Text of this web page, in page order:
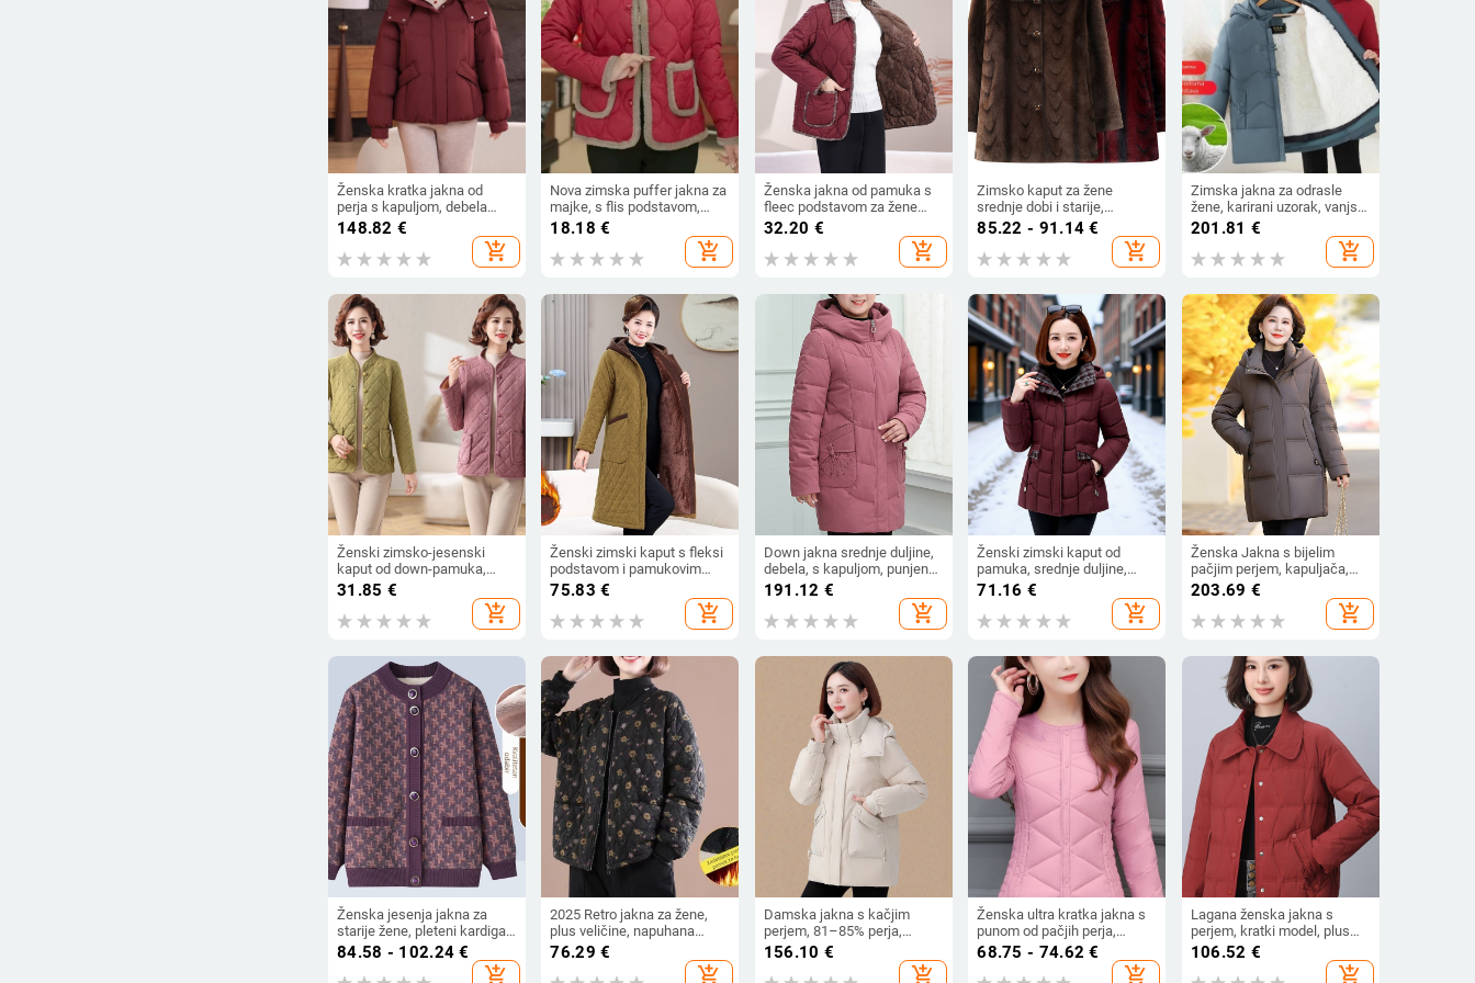
Ženska kratka jakna od
perja s kapuljom, debela
topla zimska jakna s bijelim
svakodnevni stil
148.82 €
add_shopping_cart
Nova zimska puffer jakna za
majke, s flis podstavom,
debela i udobna za
svakodnevno nošenje
18.18 €
add_shopping_cart
Ženska jakna od pamuka s
fleec podstavom za žene
srednje dobi i starije,
elegantna i svestrana,
debela topla, zima 2025
32.20 €
add_shopping_cart
Zimsko kaput za žene
srednje dobi i starije,
podstavljeno i debelo,
ovratnik polo, srednje do
duge duljine
85.22 - 91.14 €
add_shopping_cart
Zimska jakna za odrasle
žene, karirani uzorak, vanjski
materijal od ovčje kože,
akrilna punila, zatvarač,
odvojiva podstava
201.81 €
add_shopping_cart
Ženski zimsko-jesenski
kaput od down-pamuka,
lagan i topao, vanjska odjeća
s unutarnjom prešivanom
podstavom
31.85 €
add_shopping_cart
Ženski zimski kaput s fleksi
podstavom i pamukovim
punjenjem, do koljena,
kapuljačom, za žene srednje
i starije dobi
75.83 €
add_shopping_cart
Down jakna srednje duljine,
debela, s kapuljom, punjena
bijelim patkinim perjem
191.12 €
add_shopping_cart
Ženski zimski kaput od
pamuka, srednje duljine,
topao i udoban, elegantnog
71.16 €
add_shopping_cart
Ženska Jakna s bijelim
pačjim perjem, kapuljača,
zima 2025, elegantan stil
203.69 €
add_shopping_cart
Ženska jesenja jakna za
starije žene, pleteni kardigan
s fleis podstavom, debela
zimska odjeća, mala veličina
84.58 - 102.24 €
add_shopping_cart
2025 Retro jakna za žene,
plus veličine, napuhana
pamučna jakna s cvjetnim
uzorkom
76.29 €
add_shopping_cart
Damska jakna s kačjim
perjem, 81–85% perja,
debela i topla, bez ovratnika,
zatvarač, pamuk tkanina,
156.10 €
add_shopping_cart
Ženska ultra kratka jakna s
punom od pačjih perja,
sadržaj perja 51-55%, debeli
chenille materijal, glavni
68.75 - 74.62 €
add_shopping_cart
Lagana ženska jakna s
perjem, kratki model, plus
veličina, ležerni kroj, zimska
jakna s bijelim gusjim
106.52 €
add_shopping_cart